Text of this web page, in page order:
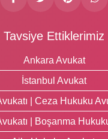
Tavsiye Ettiklerimiz
Ankara Avukat
İstanbul Avukat
| Ceza Hukuku
| Boşanma